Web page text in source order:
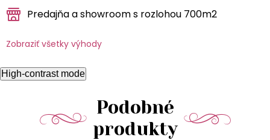
Predajňa a showroom s rozlohou 700m2
Zobraziť všetky výhody
High-contrast mode
Podobné
produkty